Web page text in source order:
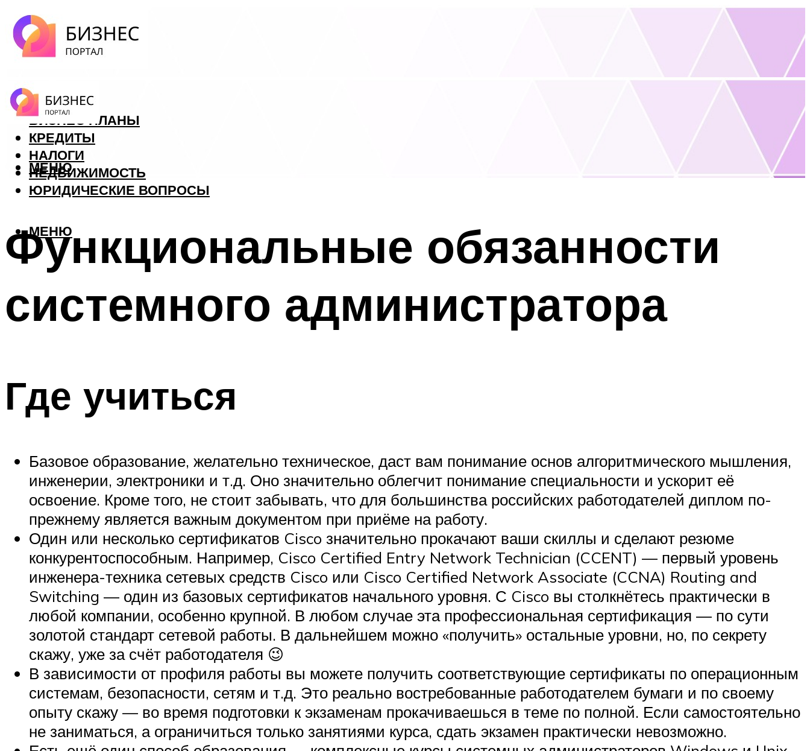
ФОРЕКС
БИЗНЕС ПЛАНЫ
КРЕДИТЫ
НАЛОГИ
НЕДВИЖИМОСТЬ
ЮРИДИЧЕСКИЕ ВОПРОСЫ
МЕНЮ
МЕНЮ
Функциональные обязанности
системного администратора
Где учиться
Базовое образование, желательно техническое, даст вам понимание основ алгоритмического мышления,
инженерии, электроники и т.д. Оно значительно облегчит понимание специальности и ускорит её
освоение. Кроме того, не стоит забывать, что для большинства российских работодателей диплом по-
прежнему является важным документом при приёме на работу.
Один или несколько сертификатов Cisco значительно прокачают ваши скиллы и сделают резюме
конкурентоспособным. Например, Cisco Certified Entry Network Technician (CCENT) — первый уровень
инженера-техника сетевых средств Cisco или Cisco Certified Network Associate (CCNA) Routing and
Switching — один из базовых сертификатов начального уровня. С Cisco вы столкнётесь практически в
любой компании, особенно крупной. В любом случае эта профессиональная сертификация — по сути
золотой стандарт сетевой работы. В дальнейшем можно «получить» остальные уровни, но, по секрету
скажу, уже за счёт работодателя 😉
В зависимости от профиля работы вы можете получить соответствующие сертификаты по операционным
системам, безопасности, сетям и т.д. Это реально востребованные работодателем бумаги и по своему
опыту скажу — во время подготовки к экзаменам прокачиваешься в теме по полной. Если самостоятельно
не заниматься, а ограничиться только занятиями курса, сдать экзамен практически невозможно.